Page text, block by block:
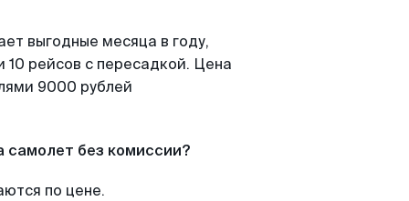
выгодные месяца в году,
рейсов с пересадкой. Цена
9000 рублей
самолет без комиссии?
по цене.